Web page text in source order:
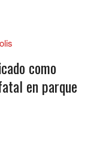
como
en parque